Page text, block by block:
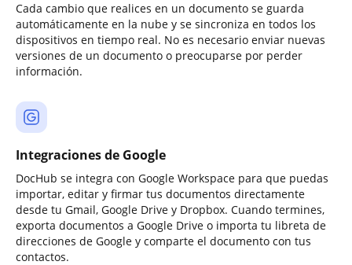
Cada cambio que realices en un documento se guarda
automáticamente en la nube y se sincroniza en todos los
dispositivos en tiempo real. No es necesario enviar nuevas
versiones de un documento o preocuparse por perder
información.
Integraciones de Google
DocHub se integra con Google Workspace para que puedas
importar, editar y firmar tus documentos directamente
desde tu Gmail, Google Drive y Dropbox. Cuando termines,
exporta documentos a Google Drive o importa tu libreta de
direcciones de Google y comparte el documento con tus
contactos.